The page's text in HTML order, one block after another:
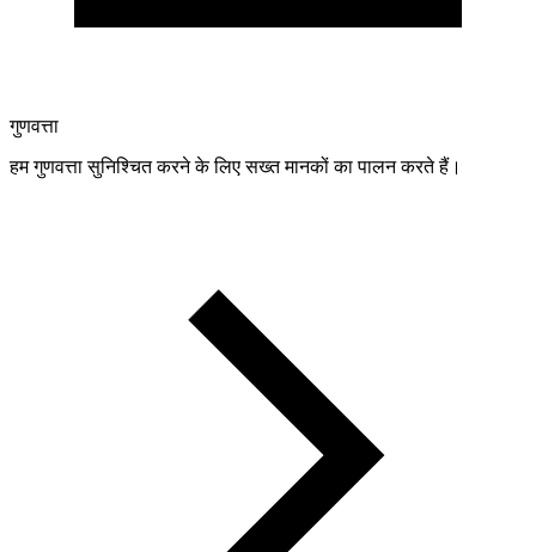
गुणवत्ता
हम गुणवत्ता सुनिश्चित करने के लिए सख्त मानकों का पालन करते हैं।